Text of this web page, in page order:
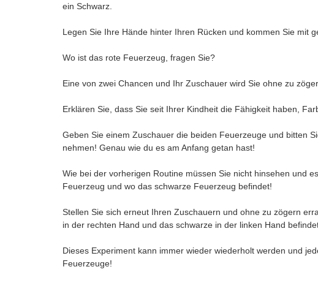
ein Schwarz.
Legen Sie Ihre Hände hinter Ihren Rücken und kommen Sie mit
Wo ist das rote Feuerzeug, fragen Sie?
Eine von zwei Chancen und Ihr Zuschauer wird Sie ohne zu
Erklären Sie, dass Sie seit Ihrer Kindheit die Fähigkeit haben,
Geben Sie einem Zuschauer die beiden Feuerzeuge und bitten
nehmen! Genau wie du es am Anfang getan hast!
Wie bei der vorherigen Routine müssen Sie nicht hinsehen und
Feuerzeug und wo das schwarze Feuerzeug befindet!
Stellen Sie sich erneut Ihren Zuschauern und ohne zu zögern
in der rechten Hand und das schwarze in der linken Hand
Dieses Experiment kann immer wieder wiederholt werden und
Feuerzeuge!